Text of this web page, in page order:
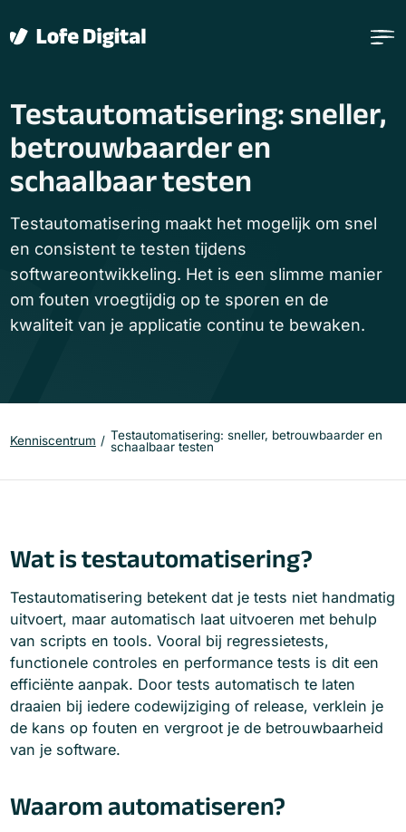
Testautomatisering: sneller,
betrouwbaarder en
schaalbaar testen
Testautomatisering maakt het mogelijk om snel
en consistent te testen tijdens
softwareontwikkeling. Het is een slimme manier
om fouten vroegtijdig op te sporen en de
kwaliteit van je applicatie continu te bewaken.
Kenniscentrum
Testautomatisering: sneller, betrouwbaarder en
schaalbaar testen
Wat is testautomatisering?
Testautomatisering betekent dat je tests niet handmatig
uitvoert, maar automatisch laat uitvoeren met behulp
van scripts en tools. Vooral bij regressietests,
functionele controles en performance tests is dit een
efficiënte aanpak. Door tests automatisch te laten
draaien bij iedere codewijziging of release, verklein je
de kans op fouten en vergroot je de betrouwbaarheid
van je software.
Waarom automatiseren?